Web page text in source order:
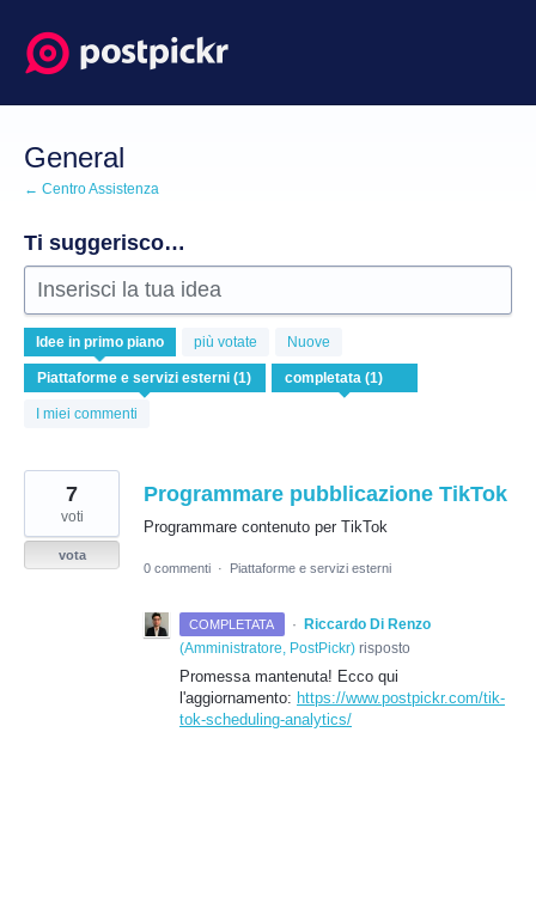
Salta
al
contenuto
General
← Centro Assistenza
Ti suggerisco…
Inserisci la tua idea
Idee in primo piano più votate Nuove
I miei commenti
risultato
trovato
Programmare pubblicazione TikTok
Programmare contenuto per TikTok
7
voti
vota
0 commenti · Piattaforme e servizi esterni
COMPLETATA ·
Riccardo Di Renzo
(Amministratore, PostPickr) risposto
Promessa mantenuta! Ecco qui
l'aggiornamento: https://www.postpickr.com/tik-
tok-scheduling-analytics/